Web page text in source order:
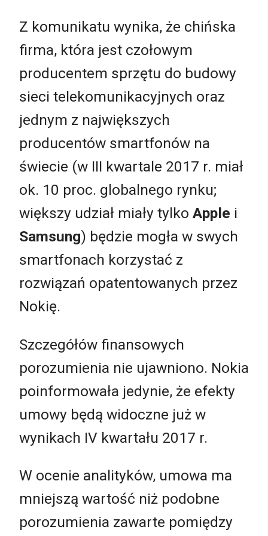
Z komunikatu wynika, że chińska
firma, która jest czołowym
producentem sprzętu do budowy
sieci telekomunikacyjnych oraz
jednym z największych
producentów smartfonów na
świecie (w III kwartale 2017 r. miał
ok. 10 proc. globalnego rynku;
większy udział miały tylko Apple i
Samsung) będzie mogła w swych
smartfonach korzystać z
rozwiązań opatentowanych przez
Nokię.
Szczegółów finansowych
porozumienia nie ujawniono. Nokia
poinformowała jedynie, że efekty
umowy będą widoczne już w
wynikach IV kwartału 2017 r.
W ocenie analityków, umowa ma
mniejszą wartość niż podobne
porozumienia zawarte pomiędzy